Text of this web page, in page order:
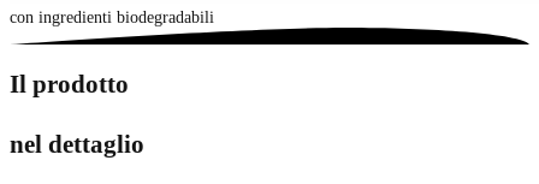
con ingredienti biodegradabili
Il prodotto
nel dettaglio